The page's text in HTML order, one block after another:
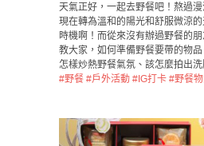
天氣正好，一起去野餐吧！熬過漫
現在轉為溫和的陽光和舒服微涼
時機啊！而從來沒有辦過野餐的
教大家，如何準備野餐要帶的物
怎樣炒熱野餐氣氛、該怎麼拍出
#野餐 #戶外活動 #IG打卡 #野餐